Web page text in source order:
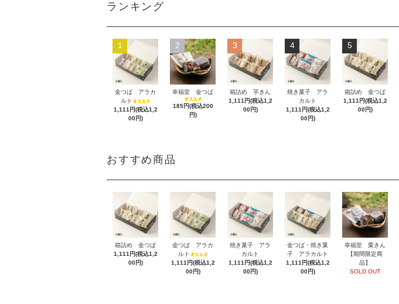
ランキング
1
金つば アラカ
ルト
1,111円(税込1,2
00円)
2
幸福堂 金つば
185円(税込200
円)
3
箱詰め 芋きん
1,111円(税込1,2
00円)
4
焼き菓子 アラ
カルト
1,111円(税込1,2
00円)
5
箱詰め 金つば
1,111円(税込1,2
00円)
おすすめ商品
箱詰め 金つば
1,111円(税込1,2
00円)
金つば アラカ
ルト
1,111円(税込1,2
00円)
焼き菓子 アラ
カルト
1,111円(税込1,2
00円)
金つば・焼き菓
子 アラカルト
1,111円(税込1,2
00円)
幸福堂 栗きん
【期間限定商
品】
SOLD OUT